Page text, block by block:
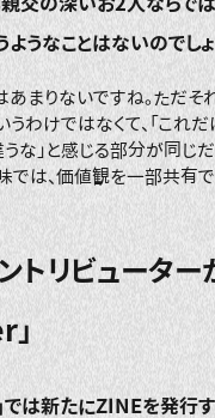
うなことはないのでしょ
あまりないですね。ただそ
わけではなくて、「これだ
うな」と感じる部分が同じ
味では、価値観を一部共有
トリビューター
は新たにZINEを発行す